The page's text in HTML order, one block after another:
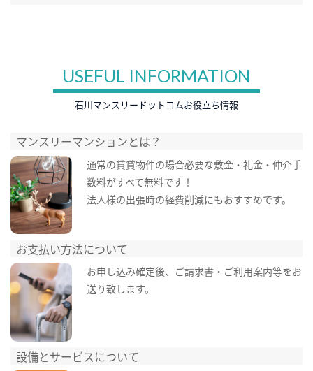
USEFUL INFORMATION
石川マンスリードットコムお役立ち情報
マンスリーマンションとは？
通常の賃貸物件の場合必要な敷金・礼金・仲介手
数料がすべて無料です！
法人様の出張時の経費削減にもおすすめです。
お支払い方法について
お申し込み確定後、ご請求書・ご利用案内等をお
送り致します。
設備とサービスについて